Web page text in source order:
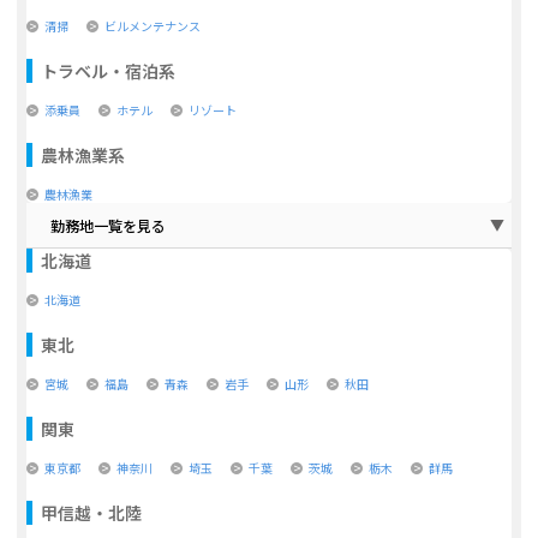
清掃 ビルメンテナンス
トラベル・宿泊系
添乗員 ホテル リゾート
農林漁業系
農林漁業
勤務地一覧を見る
北海道
北海道
東北
宮城 福島 青森 岩手 山形 秋田
関東
東京都 神奈川 埼玉 千葉 茨城 栃木 群馬
甲信越・北陸